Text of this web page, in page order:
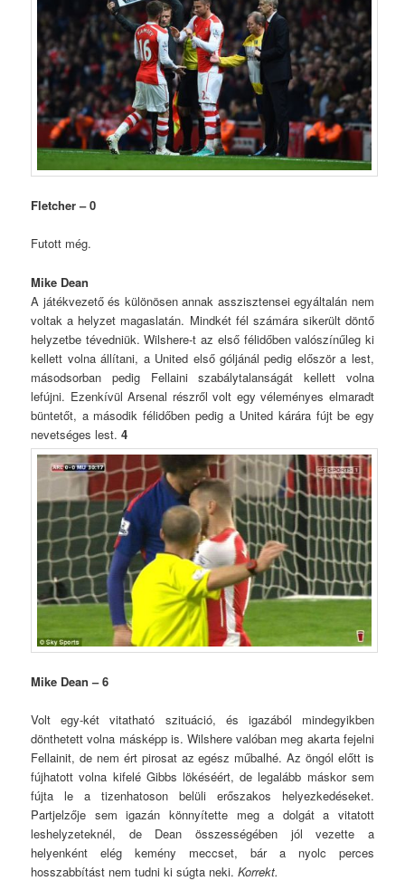
Fletcher – 0
Futott még.
Mike Dean
A játékvezető és különösen annak asszisztensei egyáltalán nem
voltak a helyzet magaslatán. Mindkét fél számára sikerült döntő
helyzetbe tévedniük. Wilshere-t az első félidőben valószínűleg ki
kellett volna állítani, a United első góljánál pedig először a lest,
másodsorban pedig Fellaini szabálytalanságát kellett volna
lefújni. Ezenkívül Arsenal részről volt egy véleményes elmaradt
büntetőt, a második félidőben pedig a United kárára fújt be egy
nevetséges lest. 4
Mike Dean – 6
Volt egy-két vitatható szituáció, és igazából mindegyikben
dönthetett volna másképp is. Wilshere valóban meg akarta fejelni
Fellainit, de nem ért pirosat az egész műbalhé. Az öngól előtt is
fújhatott volna kifelé Gibbs lökéséért, de legalább máskor sem
fújta le a tizenhatoson belüli erőszakos helyezkedéseket.
Partjelzője sem igazán könnyítette meg a dolgát a vitatott
leshelyzeteknél, de Dean összességében jól vezette a
helyenként elég kemény meccset, bár a nyolc perces
hosszabbítást nem tudni ki súgta neki.Korrekt.